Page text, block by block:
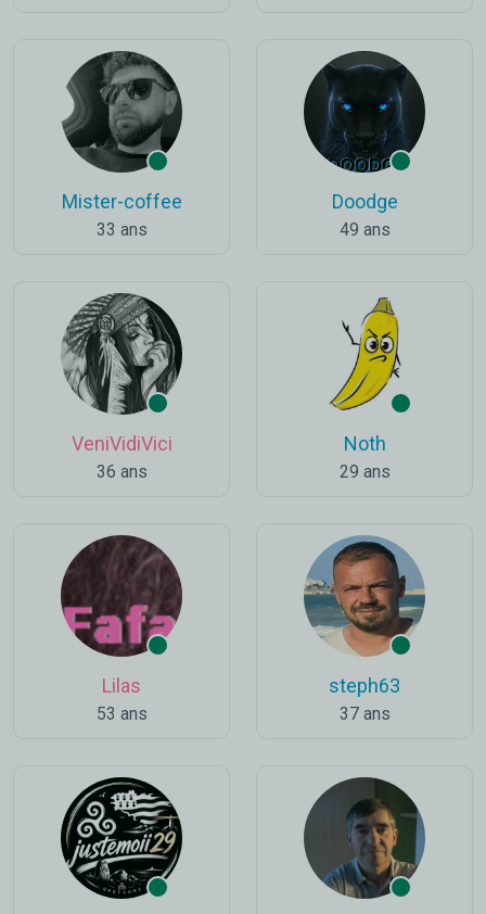
Mister-coffee
33 ans
Doodge
49 ans
VeniVidiVici
36 ans
Noth
29 ans
Lilas
53 ans
steph63
37 ans